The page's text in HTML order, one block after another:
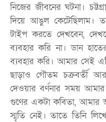
নিজের জীবনের ঘটনা।
দিয়ে আঙুল কেটেছিলাম।
টাইপ করতে দেখবেন,
ব্যবহার করি না। ডান
ব্যবহার করি। আমার সেই
ছাড়াও গৌতম চক্রবর্তী
দেওয়ার বর্ণনার সময়
গুণের একটা কবিতা, আমার
স্মৃতি নেই। তাতে তিনি